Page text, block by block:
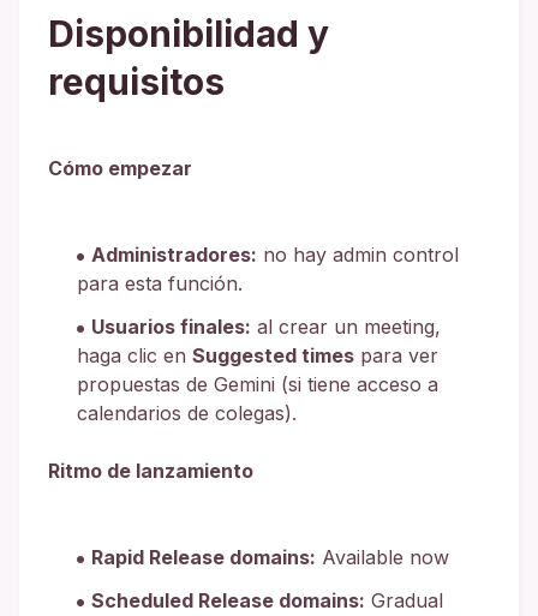
Disponibilidad y
requisitos
Cómo empezar
Administradores: no hay admin control
para esta función.
Usuarios finales: al crear un meeting,
haga clic en Suggested times para ver
propuestas de Gemini (si tiene acceso a
calendarios de colegas).
Ritmo de lanzamiento
Rapid Release domains: Available now
Scheduled Release domains: Gradual